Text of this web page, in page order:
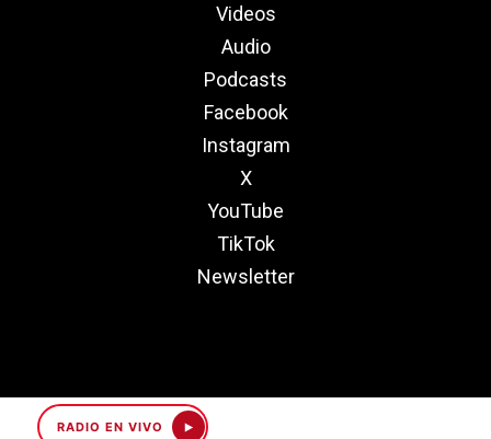
RADIO EN VIVO
Videos
Audio
Podcasts
Facebook
Instagram
X
YouTube
TikTok
Newsletter